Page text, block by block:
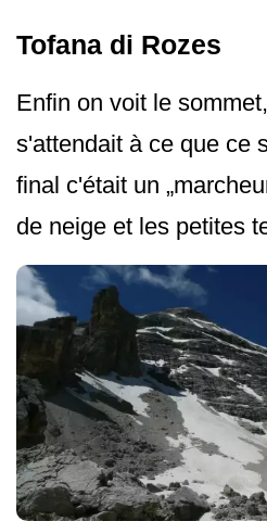
Tofana di Rozes
Enfin on voit le
s'attendait à ce que ce
final c'était un
de neige et les petites